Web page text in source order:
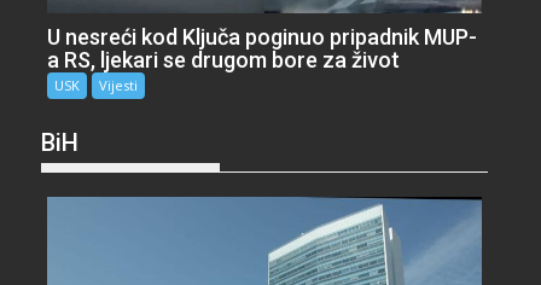
U nesreći kod Ključa poginuo pripadnik MUP-
a RS, ljekari se drugom bore za život
USK Vijesti
BiH